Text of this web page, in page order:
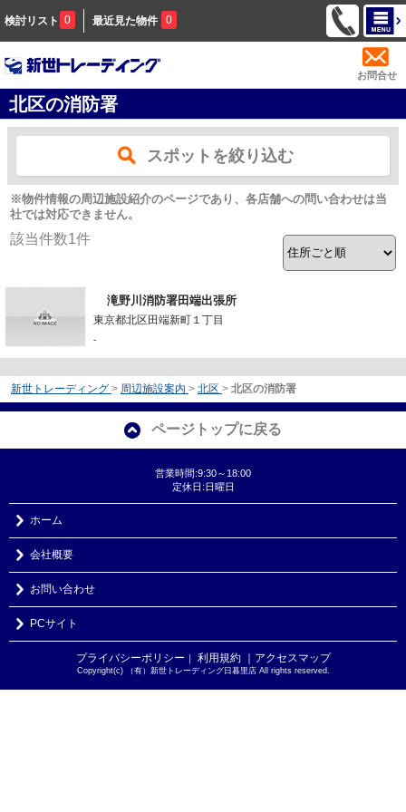
検討リスト 0 最近見た物件 0
お問合せ
北区の消防署
スポットを絞り込む
※物件情報の周辺施設紹介のページであり、各店舗への問い合わせは当
社では対応できません。
該当件数1件
滝野川消防署田端出張所
東京都北区田端新町１丁目
-
新世トレーディング > 周辺施設案内 > 北区 > 北区の消防署
ページトップに戻る
営業時間:9:30～18:00
定休日:日曜日
ホーム
会社概要
お問い合わせ
PCサイト
プライバシーポリシー ｜ 利用規約 ｜アクセスマップ
Copyright(c) （有）新世トレーディング日暮里店 All rights reserved.